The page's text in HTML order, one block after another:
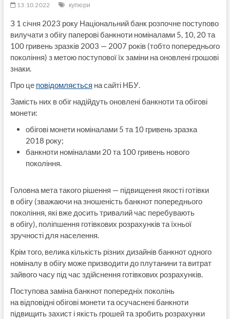
13.10.2022 купюри
З 1 січня 2023 року Національний банк розпочне поступово
вилучати з обігу паперові банкноти номіналами 5, 10, 20 та
100 гривень зразків 2003 — 2007 років (тобто попереднього
покоління) з метою поступової їх заміни на оновлені грошові
знаки.
Про це повідомляється на сайті НБУ.
Замість них в обіг надійдуть оновлені банкноти та обігові
монети:
обігові монети номіналами 5 та 10 гривень зразка
2018 року;
банкноти номіналами 20 та 100 гривень нового
покоління.
Головна мета такого рішення — підвищення якості готівки
в обігу (зважаючи на зношеність банкнот попереднього
покоління, які вже досить тривалий час перебувають
в обігу), поліпшення готівкових розрахунків та їхньої
зручності для населення.
Крім того, велика кількість різних дизайнів банкнот одного
номіналу в обігу може призводити до плутанини та витрат
зайвого часу під час здійснення готівкових розрахунків.
Поступова заміна банкнот попередніх поколінь
на відповідні обігові монети та осучаснені банкноти
підвищить захист і якість грошей та зробить розрахунки